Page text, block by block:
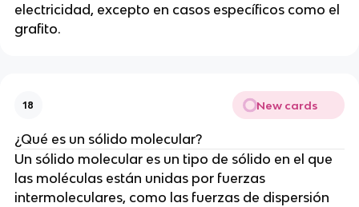
electricidad, excepto en casos específicos como el
grafito.
18 New cards
¿Qué es un sólido molecular?
Un sólido molecular es un tipo de sólido en el que
las moléculas están unidas por fuerzas
intermoleculares, como las fuerzas de dispersión